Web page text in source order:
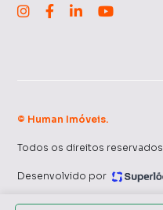
© Human Imóveis.
Todos os direitos reservados.
Desenvolvido por